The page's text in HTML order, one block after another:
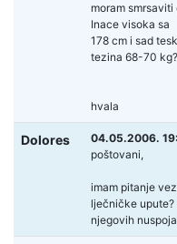
moram
Inace visoka sa
178 cm i sad
tezina 68-70
hvala
Dolores
04.05.2006.
poštovani,
imam pitanje
lječničke
njegovih